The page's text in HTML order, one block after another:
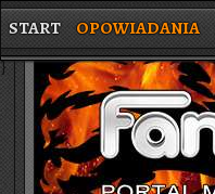
START OPOWIADANIA
}